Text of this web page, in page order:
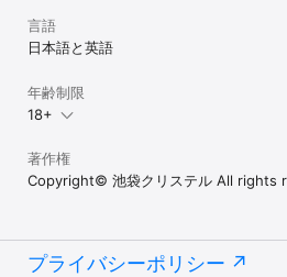
言語
日本語と英語
年齢制限
18+
著作権
Copyright© 池袋クリステル All rights
プライバシーポリシー